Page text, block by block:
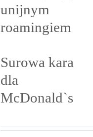
unijnym
roamingiem
Surowa kara
dla
McDonald`s